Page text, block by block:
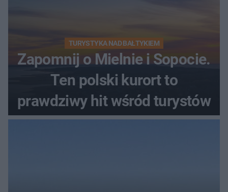
TURYSTYKA NAD BAŁTYKIEM
Zapomnij o Mielnie i Sopocie.
Ten polski kurort to
prawdziwy hit wśród turystów